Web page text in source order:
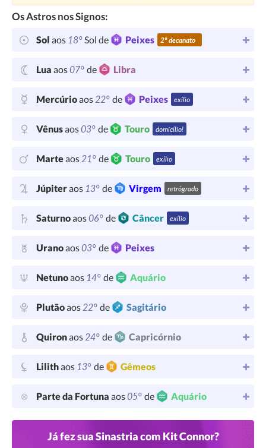
Os Astros nos Signos:
Sol aos 18°Sol de Peixes 2º decanato
Lua aos07° de Libra
Mercúrioaos22° de Peixes exílio
Vênusaos03° de Touro domicílio!
Marteaos21° de Touro exílio
Júpiteraos 13° de Virgem retrógrado
Saturnoaos06° de Câncer exílio
Uranoaos03° de Peixes
Netunoaos 14° de Aquário
Plutãoaos22° de Sagitário
Quironaos24° de Capricórnio
Lilithaos 13° de Gêmeos
Parte da Fortuna aos05° de Aquário
Já fez sua Sinastria com Kit Connor?